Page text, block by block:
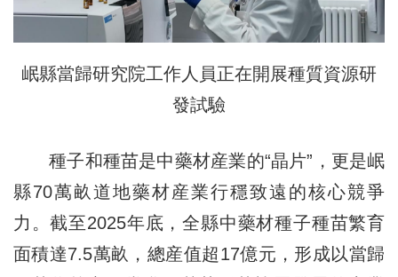
岷縣當歸研究院工作人員正在開展種質資源研
發試驗
種子和種苗是中藥材産業的“晶片”，更是岷
縣70萬畝道地藥材産業行穩致遠的核心競爭
力。截至2025年底，全縣中藥材種子種苗繁育
面積達7.5萬畝，總産值超17億元，形成以當歸